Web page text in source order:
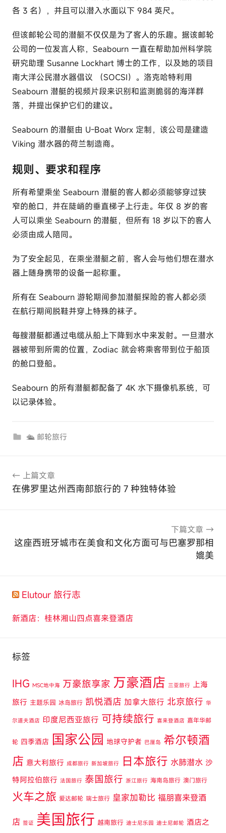
各 3 名），并且可以潜入水面以下 984 英尺。
但该邮轮公司的潜艇不仅仅是为了客人的乐趣。据该邮轮
公司的一位发言人称，Seabourn 一直在帮助加州科学院
研究助理 Susanne Lockhart 博士的工作，以及她的项目
南大洋公民潜水器倡议 （SOCSI）。洛克哈特利用
Seabourn 潜艇的视频片段来识别和监测脆弱的海洋群
落，并提出保护它们的建议。
Seabourn 的潜艇由 U-Boat Worx 定制，该公司是建造
Viking 潜水器的荷兰制造商。
规则、要求和程序
所有希望乘坐 Seabourn 潜艇的客人都必须能够穿过狭
窄的舱口，并在陡峭的垂直梯子上行走。年仅 8 岁的客
人可以乘坐 Seabourn 的潜艇，但所有 18 岁以下的客人
必须由成人陪同。
为了安全起见，在乘坐潜艇之前，客人会与他们想在潜水
器上随身携带的设备一起称重。
所有在 Seabourn 游轮期间参加潜艇探险的客人都必须
在航行期间脱鞋并穿上特殊的袜子。
每艘潜艇都通过电缆从船上下降到水中来发射。一旦潜水
器被带到所需的位置，Zodiac 就会将乘客带到位于船顶
的舱口登船。
Seabourn 的所有潜艇都配备了 4K 水下摄像机系统，可
以记录体验。
🛳 邮轮旅行
上篇文章
在佛罗里达州西南部旅行的 7 种独特体验
下篇文章
这座西班牙城市在美食和文化方面可与巴塞罗那相
媲美
Elutour 旅行志
新酒店：桂林湘山四点喜来登酒店
标签
IHG MSC地中海 万豪旅享家 万豪酒店 三亚旅行
上海
旅行 主题乐园 冰岛旅行 凯悦酒店 加拿大旅行 北京旅行 华
尔道夫酒店 印度尼西亚旅行 可持续旅行 喜来登酒店 嘉年华邮
轮 四季酒店 国家公园 地球守护者 巴厘岛 希尔顿酒
店 意大利旅行 成都旅行 新加坡旅行 日本旅行 水肺潜水 沙
特阿拉伯旅行 法国旅行 泰国旅行 浙江旅行 海南岛旅行 澳门旅行
火车之旅 爱达邮轮 瑞士旅行 皇家加勒比 福朋喜来登酒
店 签证 美国旅行 越南旅行 迪士尼乐园 迪士尼邮轮 酒店之